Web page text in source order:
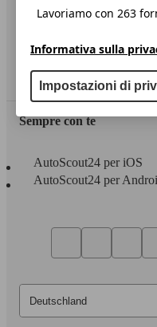
Dichiarazione di
Servizi
Area rivenditori
Sempre con te
AutoScout24 per iOS
AutoScout24 per
Lavoriamo con 263
Informativa sulla
Impostazioni di